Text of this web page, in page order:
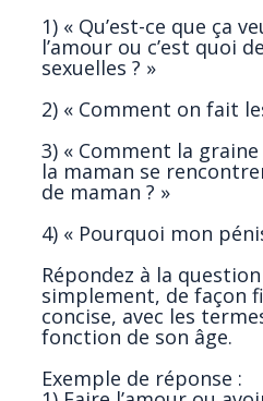
1) « Qu’est-ce que ça
l’amour ou c’est quoi
sexuelles ? »
2) « Comment on fait
3) « Comment la
la maman se
de maman ? »
4) « Pourquoi mon
Répondez à la
simplement, de façon
concise, avec les
fonction de son âge.
Exemple de réponse :